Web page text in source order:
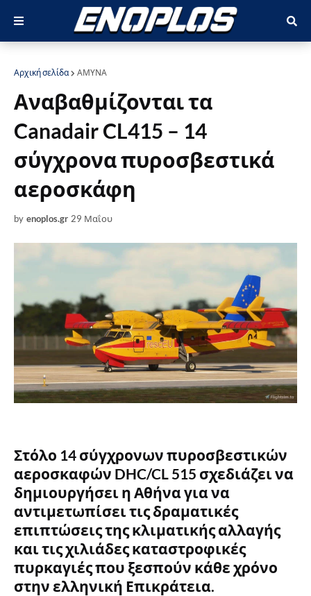
Αρχική σελίδα ΑΜΥΝΑ
Αναβαθμίζονται τα
Canadair CL415 – 14
σύγχρονα πυροσβεστικά
αεροσκάφη
by enoplos.gr 29 Μαΐου
Στόλο 14 σύγχρονων πυροσβεστικών
αεροσκαφών DHC/CL 515 σχεδιάζει να
δημιουργήσει η Αθήνα για να
αντιμετωπίσει τις δραματικές
επιπτώσεις της κλιματικής αλλαγής
και τις χιλιάδες καταστροφικές
πυρκαγιές που ξεσπούν κάθε χρόνο
στην ελληνική Επικράτεια.